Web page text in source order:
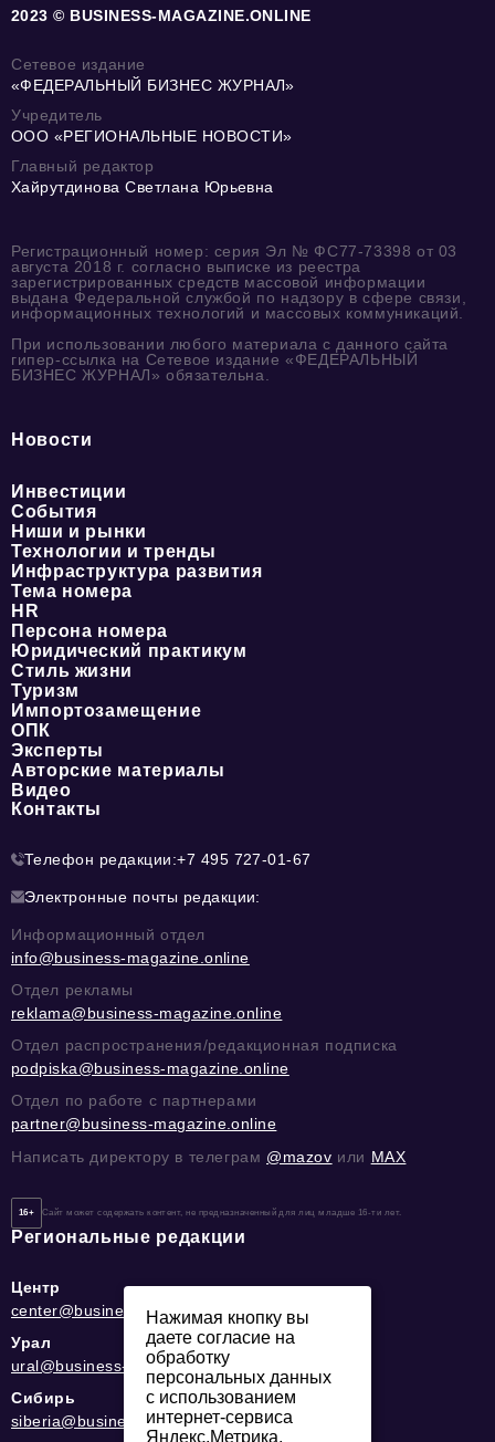
2023 © BUSINESS-MAGAZINE.ONLINE
Сетевое издание
«ФЕДЕРАЛЬНЫЙ БИЗНЕС ЖУРНАЛ»
Учредитель
ООО «РЕГИОНАЛЬНЫЕ НОВОСТИ»
Главный редактор
Хайрутдинова Светлана Юрьевна
Регистрационный номер: серия Эл № ФС77-73398 от 03
августа 2018 г. согласно выписке из реестра
зарегистрированных средств массовой информации
выдана Федеральной службой по надзору в сфере связи,
информационных технологий и массовых коммуникаций.
При использовании любого материала с данного сайта
гипер-ссылка на Сетевое издание «ФЕДЕРАЛЬНЫЙ
БИЗНЕС ЖУРНАЛ» обязательна.
Новости
Инвестиции
События
Ниши и рынки
Технологии и тренды
Инфраструктура развития
Тема номера
HR
Персона номера
Юридический практикум
Стиль жизни
Туризм
Импортозамещение
ОПК
Эксперты
Авторские материалы
Видео
Контакты
Телефон редакции:+7 495 727-01-67
Электронные почты редакции:
Информационный отдел
info@business-magazine.online
Отдел рекламы
reklama@business-magazine.online
Отдел распространения/редакционная подписка
podpiska@business-magazine.online
Отдел по работе с партнерами
partner@business-magazine.online
Написать директору в телеграм @mazov или MAX
16+ Сайт может содержать контент, не предназначенный для лиц младше 16-ти лет.
Региональные редакции
Центр
center@business-magazine.online
Урал
ural@business-magazine.online
Сибирь
siberia@business-magazine.online
Нажимая кнопку вы
даете согласие на
обработку
персональных данных
с использованием
интернет-сервиса
Яндекс.Метрика,